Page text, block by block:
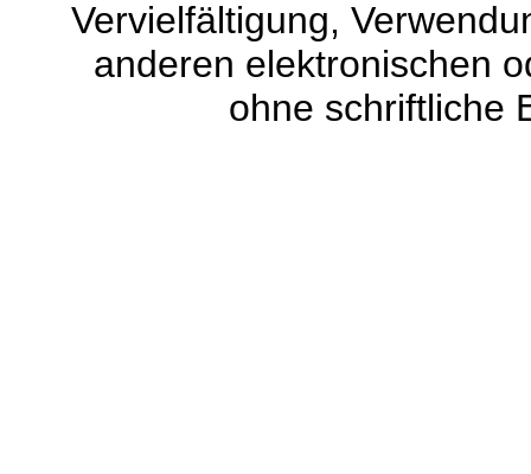
Vervielfältigung,
anderen elektronischen
ohne schriftliche